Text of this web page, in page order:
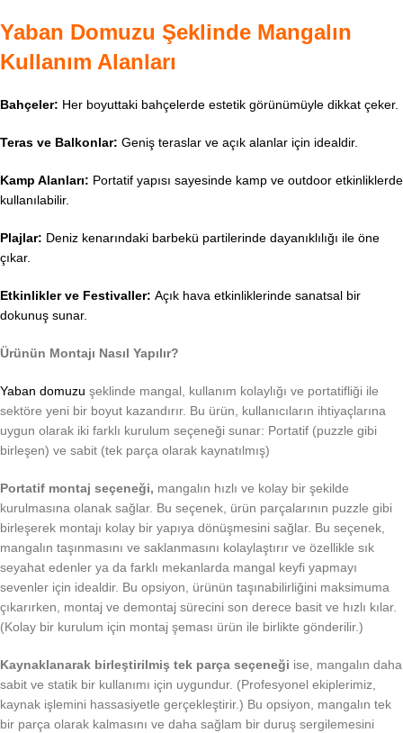
Yaban Domuzu Şeklinde Mangalın
Kullanım Alanları
Bahçeler: Her boyuttaki bahçelerde estetik görünümüyle dikkat çeker.
Teras ve Balkonlar: Geniş teraslar ve açık alanlar için idealdir.
Kamp Alanları: Portatif yapısı sayesinde kamp ve outdoor etkinliklerde
kullanılabilir.
Plajlar: Deniz kenarındaki barbekü partilerinde dayanıklılığı ile öne
çıkar.
Etkinlikler ve Festivaller: Açık hava etkinliklerinde sanatsal bir
dokunuş sunar.
Ürünün Montajı Nasıl Yapılır?
Yaban domuzu şeklinde mangal, kullanım kolaylığı ve portatifliği ile
sektöre yeni bir boyut kazandırır. Bu ürün, kullanıcıların ihtiyaçlarına
uygun olarak iki farklı kurulum seçeneği sunar: Portatif (puzzle gibi
birleşen) ve sabit (tek parça olarak kaynatılmış)
Portatif montaj seçeneği, mangalın hızlı ve kolay bir şekilde
kurulmasına olanak sağlar. Bu seçenek, ürün parçalarının puzzle gibi
birleşerek montajı kolay bir yapıya dönüşmesini sağlar. Bu seçenek,
mangalın taşınmasını ve saklanmasını kolaylaştırır ve özellikle sık
seyahat edenler ya da farklı mekanlarda mangal keyfi yapmayı
sevenler için idealdir. Bu opsiyon, ürünün taşınabilirliğini maksimuma
çıkarırken, montaj ve demontaj sürecini son derece basit ve hızlı kılar.
(Kolay bir kurulum için montaj şeması ürün ile birlikte gönderilir.)
Kaynaklanarak birleştirilmiş tek parça seçeneği ise, mangalın daha
sabit ve statik bir kullanımı için uygundur. (Profesyonel ekiplerimiz,
kaynak işlemini hassasiyetle gerçekleştirir.) Bu opsiyon, mangalın tek
bir parça olarak kalmasını ve daha sağlam bir duruş sergilemesini